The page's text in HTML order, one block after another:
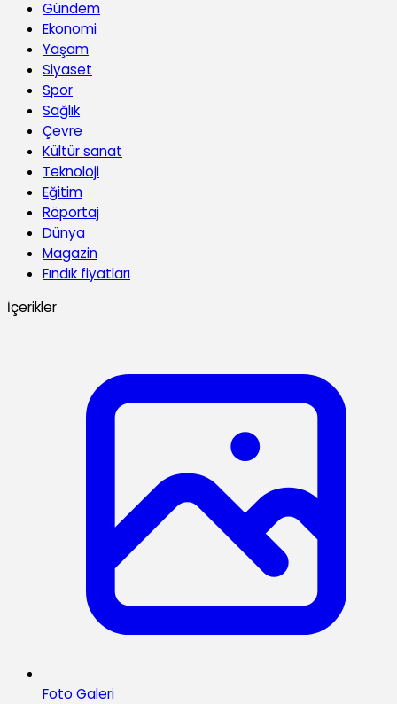
Gündem
Ekonomi
Yaşam
Siyaset
Spor
Sağlık
Çevre
Kültür sanat
Teknoloji
Eğitim
Röportaj
Dünya
Magazin
Fındık fiyatları
İçerikler
Foto Galeri